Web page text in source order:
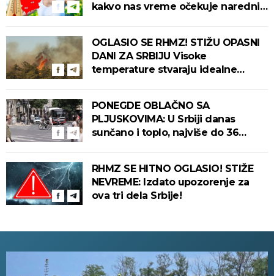
kakvo nas vreme očekuje narednih
OGLASIO SE RHMZ! STIŽU OPASNI
DANI ZA SRBIJU Visoke
temperature stvaraju idealne
PONEGDE OBLAČNO SA
PLJUSKOVIMA: U Srbiji danas
sunčano i toplo, najviše do 36
RHMZ SE HITNO OGLASIO! STIŽE
NEVREME: Izdato upozorenje za
ova tri dela Srbije!